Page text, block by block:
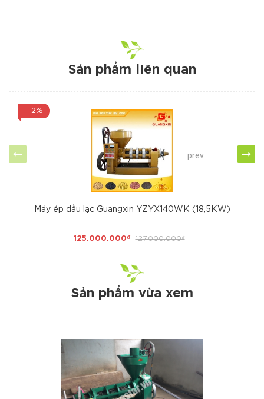
Sản phẩm liên quan
- 2%
Máy ép dầu lạc Guangxin YZYX140WK (18,5KW)
125.000.000₫ 127.000.000₫
prev
Sản phẩm vừa xem